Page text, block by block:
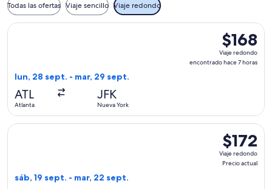
Todas las ofertas Viaje sencillo Viaje redondo
$168
Viaje
redondo,
$168
Viaje redondo
encontrado hace 7 horas
lun, 28 sept. - mar, 29 sept.
ATL
Atlanta
JFK
Nueva York
Seleccionar vuelo de Frontier Airlines, con salida el lun, 28
$172
Viaje
redondo,
$172
Viaje redondo
Precio actual
sáb, 19 sept. - mar, 22 sept.
Seleccionar vuelo de Frontier Airlines, con salida el sáb, 19